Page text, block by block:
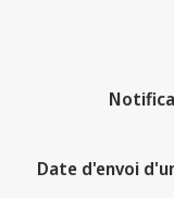
Date d'envoi